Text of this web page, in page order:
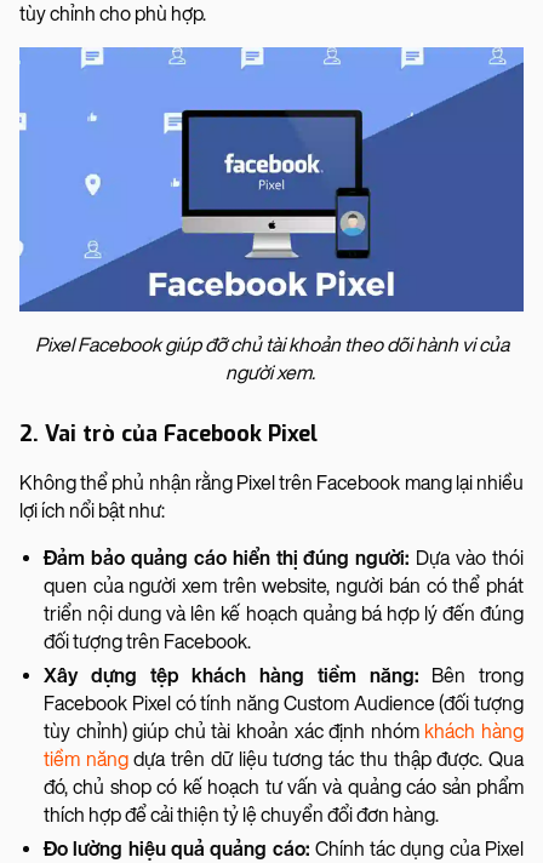
tùy chỉnh cho phù hợp.
Pixel Facebook giúp đỡ chủ tài khoản theo dõi hành vi của
người xem.
2. Vai trò của Facebook Pixel
Không thể phủ nhận rằng Pixel trên Facebook mang lại nhiều
lợi ích nổi bật như:
Đảm bảo quảng cáo hiển thị đúng người: Dựa vào thói
quen của người xem trên website, người bán có thể phát
triển nội dung và lên kế hoạch quảng bá hợp lý đến đúng
đối tượng trên Facebook.
Xây dựng tệp khách hàng tiềm năng: Bên trong
Facebook Pixel có tính năng Custom Audience (đối tượng
tùy chỉnh) giúp chủ tài khoản xác định nhóm khách hàng
tiềm năngdựa trên dữ liệu tương tác thu thập được. Qua
đó, chủ shop có kế hoạch tư vấn và quảng cáo sản phẩm
thích hợp để cải thiện tỷ lệ chuyển đổi đơn hàng.
Đo lường hiệu quả quảng cáo: Chính tác dụng của Pixel